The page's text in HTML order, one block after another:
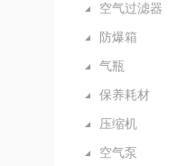
空气过滤器
防爆箱
气瓶
保养耗材
压缩机
空气泵